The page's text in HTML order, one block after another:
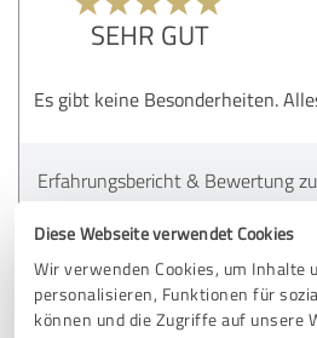
Diese Webseite verwendet Cookies
Wir verwenden Cookies, um Inhalte
personalisieren, Funktionen für
können und die Zugriffe auf unsere
SEHR GUT
Es gibt keine Besonderheiten.
Erfahrungsbericht & Bewertung
Ritzerfeld & Partner
03.02.2025 Norbert Siebertz